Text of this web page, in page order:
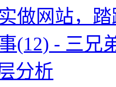
做网站，
(12) - 三兄
分析